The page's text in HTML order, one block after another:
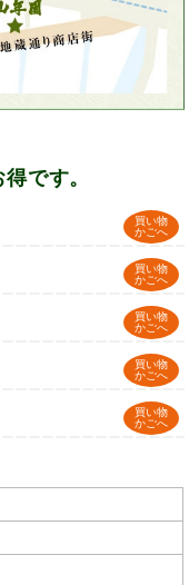
です。
買い物
かごへ
買い物
かごへ
買い物
かごへ
買い物
かごへ
買い物
かごへ